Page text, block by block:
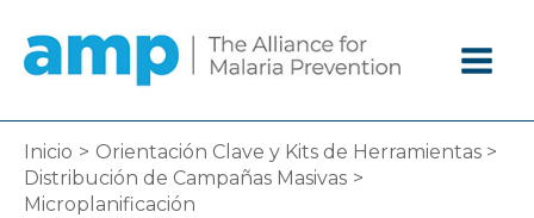
contenido
Inicio
Orientación Clave y Kits de Herramientas
Distribución de Campañas Masivas
Microplanificación